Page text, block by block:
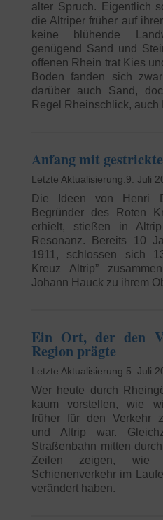
alter Spruch. Eigentlich
die Altriper früher auf
keine blühende
genügend Sand und
offenen Rhein trat Kies
Boden fanden sich
darüber auch Sand,
Regel Rheinschlick, auch
Anfang mit
9. Juli
Die Ideen von Henri
Begründer des Roten
erhielt, stießen in
Resonanz. Bereits 10
1911, schlossen sich
Kreuz Altrip”
Johann Hauck zu ihrem
Ein Ort, der den
Region prägte
5. Juli
Wer heute durch
kaum vorstellen, wie
früher für den Verkehr
und Altrip war.
Straßenbahn mitten
Zeilen zeigen, wie
Schienenverkehr im
verändert haben.